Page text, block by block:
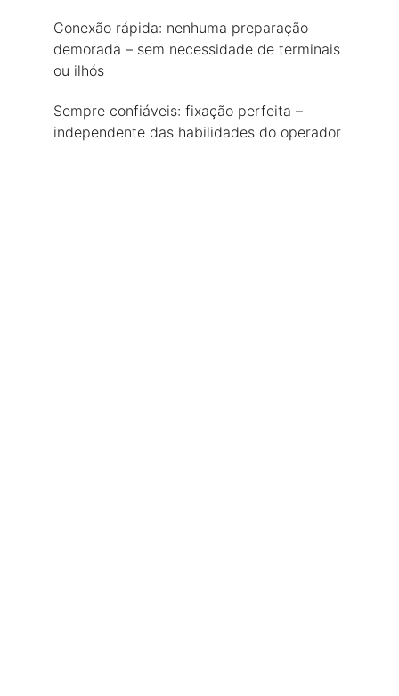
Conexão rápida: nenhuma preparação
demorada – sem necessidade de terminais
ou ilhós
Sempre confiáveis: fixação perfeita –
independente das habilidades do operador